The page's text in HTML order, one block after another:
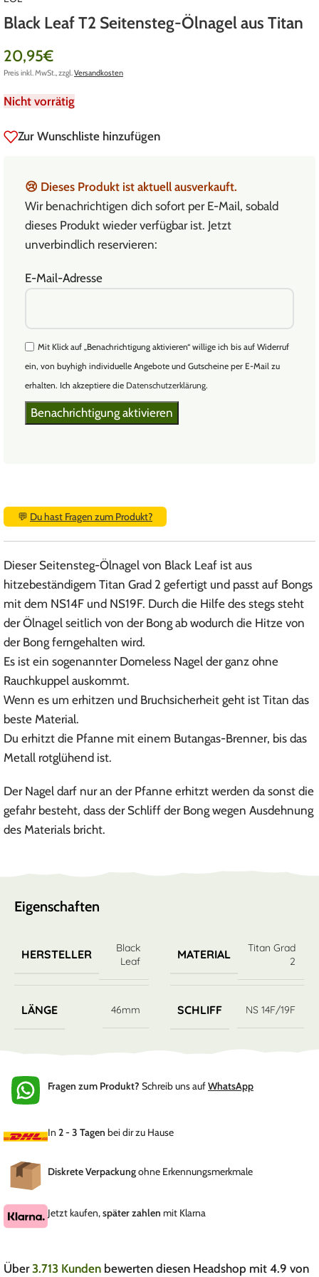
Black Leaf T2 Seitensteg-Ölnagel aus Titan
20,95€
Preis inkl. MwSt., zzgl.Versandkosten
Nicht vorrätig
Zur Wunschliste hinzufügen
😢 Dieses Produkt ist aktuell ausverkauft.
Wir benachrichtigen dich sofort per E-Mail, sobald
dieses Produkt wieder verfügbar ist. Jetzt
unverbindlich reservieren:
E-Mail-Adresse
Mit Klick auf „Benachrichtigung aktivieren“ willige ich bis auf Widerruf
ein, von buyhigh individuelle Angebote und Gutscheine per E-Mail zu
erhalten. Ich akzeptiere die Datenschutzerklärung.
💬 Du hast Fragen zum Produkt?
Dieser Seitensteg-Ölnagel von Black Leaf ist aus
hitzebeständigem Titan Grad 2 gefertigt und passt auf Bongs
mit dem NS14F und NS19F. Durch die Hilfe des stegs steht
der Ölnagel seitlich von der Bong ab wodurch die Hitze von
der Bong ferngehalten wird.
Es ist ein sogenannter Domeless Nagel der ganz ohne
Rauchkuppel auskommt.
Wenn es um erhitzen und Bruchsicherheit geht ist Titan das
beste Material.
Du erhitzt die Pfanne mit einem Butangas-Brenner, bis das
Metall rotglühend ist.
Der Nagel darf nur an der Pfanne erhitzt werden da sonst die
gefahr besteht, dass der Schliff der Bong wegen Ausdehnung
des Materials bricht.
Eigenschaften
HERSTELLER
Black
Leaf
MATERIAL
Titan Grad
2
LÄNGE 46mm SCHLIFF NS 14F/19F
Fragen zum Produkt? Schreib uns aufWhatsApp
In 2 - 3 Tagen bei dir zu Hause
Diskrete Verpackungohne Erkennungsmerkmale
Jetzt kaufen,später zahlen mit Klarna
Über3.713 Kunden bewerten diesen Headshop mit 4.9 von